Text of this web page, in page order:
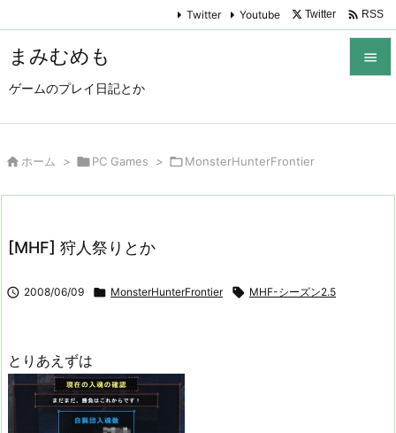
まみむめも
ゲームのプレイ日記とか

Twitter Youtube Twitter  RSS
 ホーム > PC Games > MonsterHunterFrontier
[MHF] 狩人祭りとか
 2008/06/09  MonsterHunterFrontier  MHF-シーズン2.5
とりあえずは